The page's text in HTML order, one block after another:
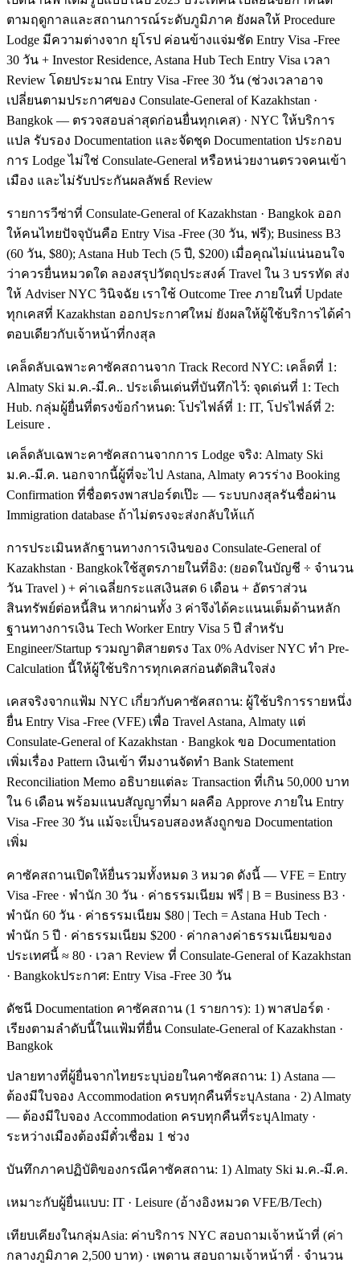
ตามฤดูกาลและสถานการณ์ระดับภูมิภาค ยังผลให้ Procedure
Lodge มีความต่างจาก ยุโรป ค่อนข้างแจ่มชัด Entry Visa -Free
30 วัน + Investor Residence, Astana Hub Tech Entry Visa เวลา
Review โดยประมาณ Entry Visa -Free 30 วัน (ช่วงเวลาอาจ
เปลี่ยนตามประกาศของ Consulate-General of Kazakhstan ·
Bangkok — ตรวจสอบล่าสุดก่อนยื่นทุกเคส) · NYC ให้บริการ
แปล รับรอง Documentation และจัดชุด Documentation ประกอบ
การ Lodge ไม่ใช่ Consulate-General หรือหน่วยงานตรวจคนเข้า
เมือง และไม่รับประกันผลลัพธ์ Review
รายการวีซ่าที่ Consulate-General of Kazakhstan · Bangkok ออก
ให้คนไทยปัจจุบันคือ Entry Visa -Free (30 วัน, ฟรี); Business B3
(60 วัน, $80); Astana Hub Tech (5 ปี, $200) เมื่อคุณไม่แน่นอนใจ
ว่าควรยื่นหมวดใด ลองสรุปวัตถุประสงค์ Travel ใน 3 บรรทัด ส่ง
ให้ Adviser NYC วินิจฉัย เราใช้ Outcome Tree ภายในที่ Update
ทุกเคสที่ Kazakhstan ออกประกาศใหม่ ยังผลให้ผู้ใช้บริการได้คำ
ตอบเดียวกับเจ้าหน้าที่กงสุล
เคล็ดลับเฉพาะคาซัคสถานจาก Track Record NYC: เคล็ดที่ 1:
Almaty Ski ม.ค.-มี.ค.. ประเด็นเด่นที่บันทึกไว้: จุดเด่นที่ 1: Tech
Hub. กลุ่มผู้ยื่นที่ตรงข้อกำหนด: โปรไฟล์ที่ 1: IT, โปรไฟล์ที่ 2:
Leisure .
เคล็ดลับเฉพาะคาซัคสถานจากการ Lodge จริง: Almaty Ski
ม.ค.-มี.ค. นอกจากนี้ผู้ที่จะไป Astana, Almaty ควรร่าง Booking
Confirmation ที่ชื่อตรงพาสปอร์ตเป๊ะ — ระบบกงสุลรันชื่อผ่าน
Immigration database ถ้าไม่ตรงจะส่งกลับให้แก้
การประเมินหลักฐานทางการเงินของ Consulate-General of
Kazakhstan · Bangkokใช้สูตรภายในที่อิง: (ยอดในบัญชี ÷ จำนวน
วัน Travel ) + ค่าเฉลี่ยกระแสเงินสด 6 เดือน + อัตราส่วน
สินทรัพย์ต่อหนี้สิน หากผ่านทั้ง 3 ค่าจึงได้คะแนนเต็มด้านหลัก
ฐานทางการเงิน Tech Worker Entry Visa 5 ปี สำหรับ
Engineer/Startup รวมญาติสายตรง Tax 0% Adviser NYC ทำ Pre-
Calculation นี้ให้ผู้ใช้บริการทุกเคสก่อนตัดสินใจส่ง
เคสจริงจากแฟ้ม NYC เกี่ยวกับคาซัคสถาน: ผู้ใช้บริการรายหนึ่ง
ยื่น Entry Visa -Free (VFE) เพื่อ Travel Astana, Almaty แต่
Consulate-General of Kazakhstan · Bangkok ขอ Documentation
เพิ่มเรื่อง Pattern เงินเข้า ทีมงานจัดทำ Bank Statement
Reconciliation Memo อธิบายแต่ละ Transaction ที่เกิน 50,000 บาท
ใน 6 เดือน พร้อมแนบสัญญาที่มา ผลคือ Approve ภายใน Entry
Visa -Free 30 วัน แม้จะเป็นรอบสองหลังถูกขอ Documentation
เพิ่ม
คาซัคสถานเปิดให้ยื่นรวมทั้งหมด 3 หมวด ดังนี้ — VFE = Entry
Visa -Free · พำนัก 30 วัน · ค่าธรรมเนียม ฟรี | B = Business B3 ·
พำนัก 60 วัน · ค่าธรรมเนียม $80 | Tech = Astana Hub Tech ·
พำนัก 5 ปี · ค่าธรรมเนียม $200 · ค่ากลางค่าธรรมเนียมของ
ประเทศนี้ ≈ 80 · เวลา Review ที่ Consulate-General of Kazakhstan
· Bangkokประกาศ: Entry Visa -Free 30 วัน
ดัชนี Documentation คาซัคสถาน (1 รายการ): 1) พาสปอร์ต ·
เรียงตามลำดับนี้ในแฟ้มที่ยื่น Consulate-General of Kazakhstan ·
Bangkok
ปลายทางที่ผู้ยื่นจากไทยระบุบ่อยในคาซัคสถาน: 1) Astana —
ต้องมีใบจอง Accommodation ครบทุกคืนที่ระบุAstana · 2) Almaty
— ต้องมีใบจอง Accommodation ครบทุกคืนที่ระบุAlmaty ·
ระหว่างเมืองต้องมีตั๋วเชื่อม 1 ช่วง
บันทึกภาคปฏิบัติของกรณีคาซัคสถาน: 1) Almaty Ski ม.ค.-มี.ค.
เหมาะกับผู้ยื่นแบบ: IT · Leisure (อ้างอิงหมวด VFE/B/Tech)
เทียบเคียงในกลุ่มAsia: ค่าบริการ NYC สอบถามเจ้าหน้าที่ (ค่า
กลางภูมิภาค 2,500 บาท) · เพดาน สอบถามเจ้าหน้าที่ · จำนวน